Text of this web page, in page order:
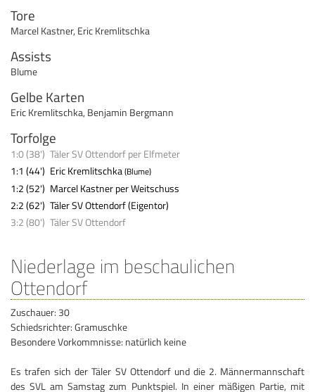
Tore
Marcel Kastner, Eric Kremlitschka
Assists
Blume
Gelbe Karten
Eric Kremlitschka, Benjamin Bergmann
Torfolge
1:0 (38') Täler SV Ottendorf per Elfmeter
1:1 (44') Eric Kremlitschka(Blume)
1:2 (52') Marcel Kastner per Weitschuss
2:2 (62') Täler SV Ottendorf (Eigentor)
3:2 (80') Täler SV Ottendorf
Niederlage im beschaulichen
Ottendorf
Zuschauer: 30
Schiedsrichter: Gramuschke
Besondere Vorkommnisse: natürlich keine
Es trafen sich der Täler SV Ottendorf und die 2. Männermannschaft
des SVL am Samstag zum Punktspiel. In einer mäßigen Partie, mit